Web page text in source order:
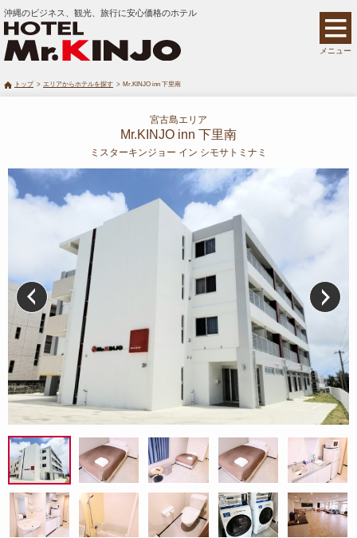
沖縄のビジネス、観光、旅行に安心価格のホテル
メニュー
トップ エリアからホテルを探す Mr.KINJO inn 下里南
宮古島エリア
Mr.KINJO inn 下里南
ミスターキンジョー イン シモサトミナミ